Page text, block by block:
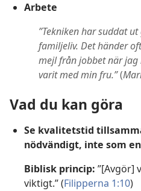
Arbete
”Tekniken har suddat
familjeliv. Det händer
mejl från jobbet när jag
varit med min fru.”(
Vad du kan göra
Se kvalitetstid
nödvändigt, inte som
Biblisk princip: ”[Avgör]
viktigt.” (Filipperna 1:10)